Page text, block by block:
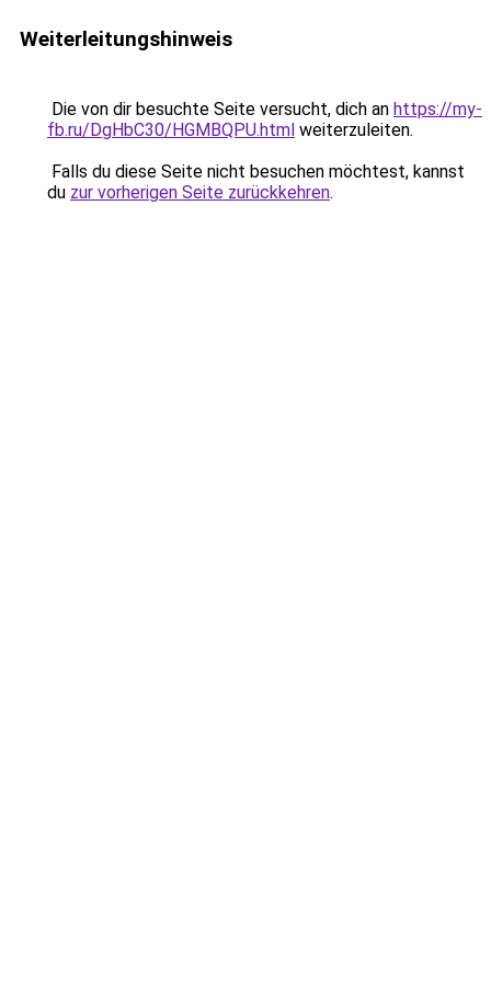
Weiterleitungshinweis
Die von dir besuchte Seite versucht, dich an https://my-
fb.ru/DgHbC30/HGMBQPU.html weiterzuleiten.
Falls du diese Seite nicht besuchen möchtest, kannst
du zur vorherigen Seite zurückkehren.